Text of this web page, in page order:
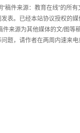
稿件来源：教育在线”的所
表。已经本站协议授权的
来源为其他媒体的文/图等
题，请作者在两周内速来电